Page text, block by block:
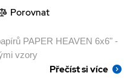
Porovnat
PAPER HEAVEN 6x6" -
vzory
Přečíst si více